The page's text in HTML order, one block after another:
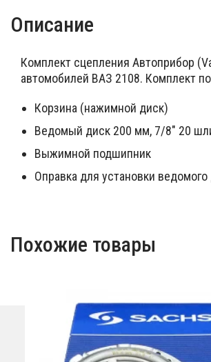
Описание
Комплект сцепления Автоприбор
автомобилей ВАЗ 2108. Комплект
Корзина (нажимной диск)
Ведомый диск 200 мм, 7/8″ 20
Выжимной подшипник
Оправка для установки ведомого
Похожие товары